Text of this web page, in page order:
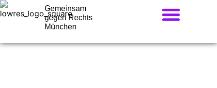
Gemeinsam
gegen Rechts
München